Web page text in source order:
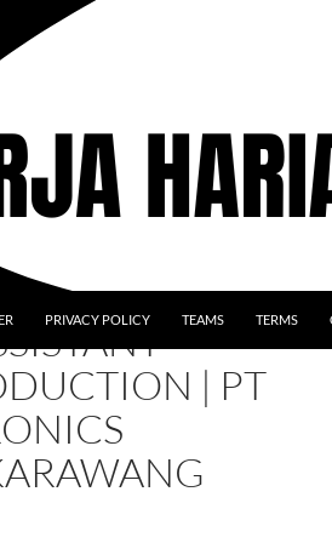
PRIVACY POLICY TEAMS TERMS
| PT